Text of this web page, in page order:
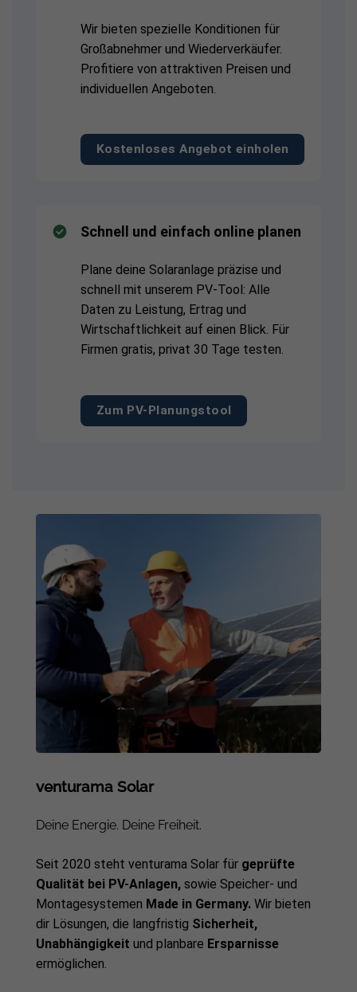
Wir bieten spezielle Konditionen für
Großabnehmer und Wiederverkäufer.
Profitiere von attraktiven Preisen und
individuellen Angeboten.
Kostenloses Angebot einholen
Schnell und einfach online planen
Plane deine Solaranlage präzise und
schnell mit unserem PV-Tool: Alle
Daten zu Leistung, Ertrag und
Wirtschaftlichkeit auf einen Blick. Für
Firmen gratis, privat 30 Tage testen.
Zum PV-Planungstool
venturama Solar
Deine Energie. Deine Freiheit.
Seit 2020 steht venturama Solar für geprüfte
Qualität bei PV-Anlagen, sowie Speicher- und
Montagesystemen Made in Germany. Wir bieten
dir Lösungen, die langfristig Sicherheit,
Unabhängigkeit und planbare Ersparnisse
ermöglichen.